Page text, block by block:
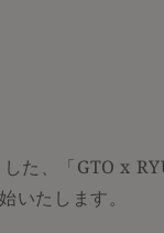
た、「GTO x
いたします。